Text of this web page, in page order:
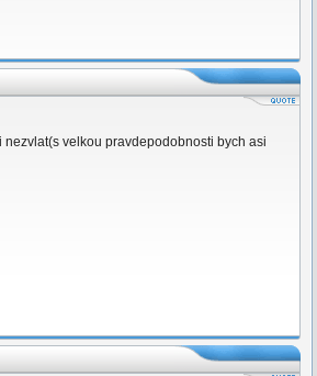
velkou pravdepodobnosti bych asi